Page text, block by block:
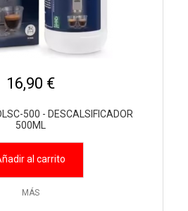
16,90 €
500 - DESCALSIFICADOR
500ML
al carrito
MÁS